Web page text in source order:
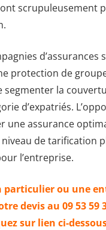
scrupuleusement
d’assurances
protection de
segmenter la
d’expatriés.
une assurance
de tarification
l’entreprise.
particulier ou une
devis au 09 53 59
sur lien ci-